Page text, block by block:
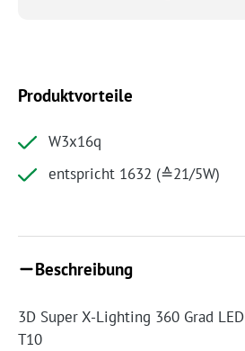
Produktvorteile
W3x16q
entspricht 1632 (≙21/5W)
Beschreibung
3D Super X-Lighting 360 Grad LED
T10